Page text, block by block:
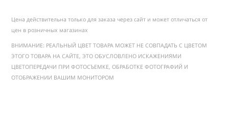
Цена действительна только для заказа через сайт и может отличаться от
цен в розничных магазинах
ВНИМАНИЕ: РЕАЛЬНЫЙ ЦВЕТ ТОВАРА МОЖЕТ НЕ СОВПАДАТЬ С ЦВЕТОМ
ЭТОГО ТОВАРА НА САЙТЕ, ЭТО ОБУСЛОВЛЕНО ИСКАЖЕНИЯМИ
ЦВЕТОПЕРЕДАЧИ ПРИ ФОТОСЪЕМКЕ, ОБРАБОТКЕ ФОТОГРАФИЙ И
ОТОБРАЖЕНИИ ВАШИМ МОНИТОРОМ